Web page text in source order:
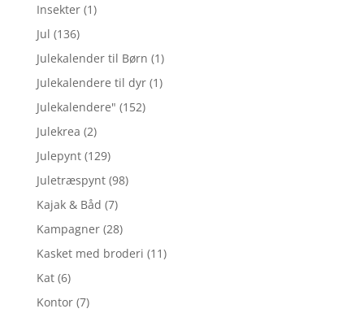
Insekter (1)
Jul (136)
Julekalender til Børn (1)
Julekalendere til dyr (1)
Julekalendere" (152)
Julekrea (2)
Julepynt (129)
Juletræspynt (98)
Kajak & Båd (7)
Kampagner (28)
Kasket med broderi (11)
Kat (6)
Kontor (7)